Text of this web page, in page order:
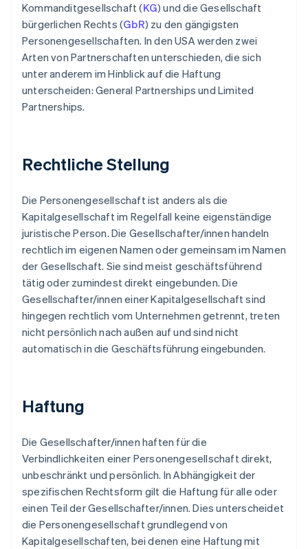
Kommanditgesellschaft (KG) und die Gesellschaft
bürgerlichen Rechts (GbR) zu den gängigsten
Personengesellschaften. In den USA werden zwei
Arten von Partnerschaften unterschieden, die sich
unter anderem im Hinblick auf die Haftung
unterscheiden: General Partnerships und Limited
Partnerships.
Rechtliche Stellung
Die Personengesellschaft ist anders als die
Kapitalgesellschaft im Regelfall keine eigenständige
juristische Person. Die Gesellschafter/innen handeln
rechtlich im eigenen Namen oder gemeinsam im Namen
der Gesellschaft. Sie sind meist geschäftsführend
tätig oder zumindest direkt eingebunden. Die
Gesellschafter/innen einer Kapitalgesellschaft sind
hingegen rechtlich vom Unternehmen getrennt, treten
nicht persönlich nach außen auf und sind nicht
automatisch in die Geschäftsführung eingebunden.
Haftung
Die Gesellschafter/innen haften für die
Verbindlichkeiten einer Personengesellschaft direkt,
unbeschränkt und persönlich. In Abhängigkeit der
spezifischen Rechtsform gilt die Haftung für alle oder
einen Teil der Gesellschafter/innen. Dies unterscheidet
die Personengesellschaft grundlegend von
Kapitalgesellschaften, bei denen eine Haftung mit